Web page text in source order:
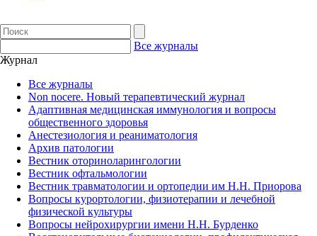
Все журналы
Журнал
Все журналы
Non nocere. Новый терапевтический журнал
Адаптивная медицинская иммунология и вопросы
общественного здоровья
Анестезиология и реаниматология
Архив патологии
Вестник оториноларингологии
Вестник офтальмологии
Вестник травматологии и ортопедии им Н.Н. Приорова
Вопросы курортологии, физиотерапии и лечебной
физической культуры
Вопросы нейрохирургии имени Н.Н. Бурденко